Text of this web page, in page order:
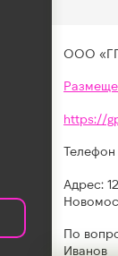
ООО
https://
Адрес:
По
Иванов